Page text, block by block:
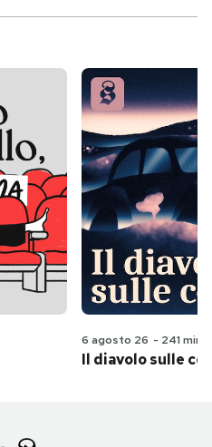
6 agosto 26 - 241 min
Il diavolo sulle